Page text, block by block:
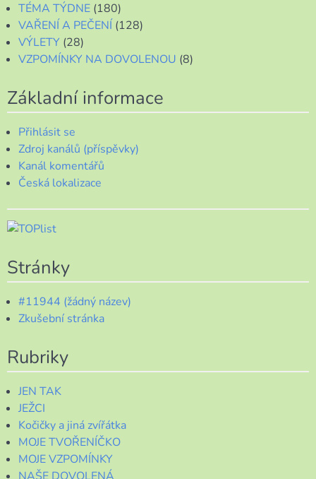
TÉMA TÝDNE (180)
VAŘENÍ A PEČENÍ (128)
VÝLETY (28)
VZPOMÍNKY NA DOVOLENOU (8)
Základní informace
Přihlásit se
Zdroj kanálů (příspěvky)
Kanál komentářů
Česká lokalizace
Stránky
#11944 (žádný název)
Zkušební stránka
Rubriky
JEN TAK
JEŽCI
Kočičky a jiná zvířátka
MOJE TVOŘENÍČKO
MOJE VZPOMÍNKY